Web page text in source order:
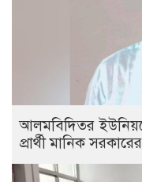
আলমবিদিতর
প্রার্থী মানিক